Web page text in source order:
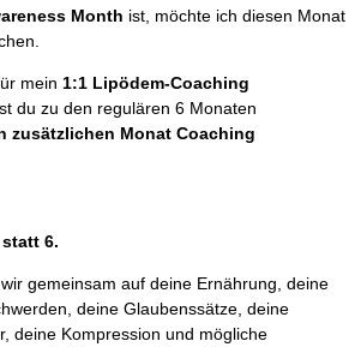
Month ist, möchte ich diesen Monat
mein 1:1 Lipödem-Coaching
du zu den regulären 6 Monaten
zusätzlichen Monat Coaching
6.
gemeinsam auf deine Ernährung, deine
deine Glaubenssätze, deine
deine Kompression und mögliche